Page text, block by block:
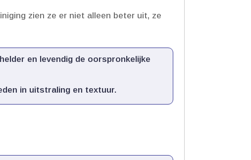
zien ze er niet alleen beter uit, ze
en levendig de oorspronkelijke
in uitstraling en textuur.​